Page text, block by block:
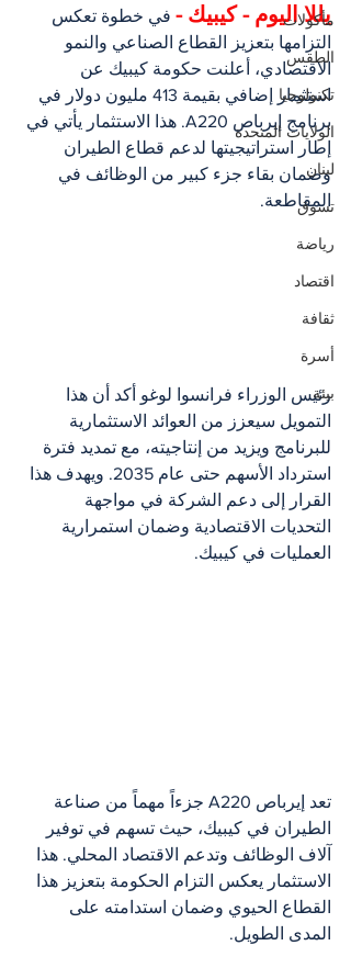
مأكولات
الطقس
تكنولوجيا
الولايات المتحدة
لبنان
تسوق
رياضة
اقتصاد
ثقافة
أسرة
بيئة
يللا اليوم - كيبيك - في خطوة تعكس
التزامها بتعزيز القطاع الصناعي والنمو
الاقتصادي، أعلنت حكومة كيبيك عن
استثمار إضافي بقيمة 413 مليون دولار في
برنامج إيرباص A220. هذا الاستثمار يأتي في
إطار استراتيجيتها لدعم قطاع الطيران
وضمان بقاء جزء كبير من الوظائف في
المقاطعة.
رئيس الوزراء فرانسوا لوغو أكد أن هذا
التمويل سيعزز من العوائد الاستثمارية
للبرنامج ويزيد من إنتاجيته، مع تمديد فترة
استرداد الأسهم حتى عام 2035. ويهدف هذا
القرار إلى دعم الشركة في مواجهة
التحديات الاقتصادية وضمان استمرارية
العمليات في كيبيك.
تعد إيرباص A220 جزءاً مهماً من صناعة
الطيران في كيبيك، حيث تسهم في توفير
آلاف الوظائف وتدعم الاقتصاد المحلي. هذا
الاستثمار يعكس التزام الحكومة بتعزيز هذا
القطاع الحيوي وضمان استدامته على
المدى الطويل.